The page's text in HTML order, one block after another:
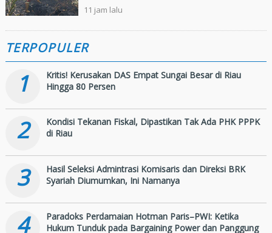
Manggala Agni Jalan Kaki
Hingga Dua Kilometer
11 jam lalu
TERPOPULER
1
Kritis! Kerusakan DAS Empat Sungai Besar di Riau
Hingga 80 Persen
2
Kondisi Tekanan Fiskal, Dipastikan Tak Ada PHK PPPK
di Riau
3
Hasil Seleksi Admintrasi Komisaris dan Direksi BRK
Syariah Diumumkan, Ini Namanya
4
Paradoks Perdamaian Hotman Paris–PWI: Ketika
Hukum Tunduk pada Bargaining Power dan Panggung